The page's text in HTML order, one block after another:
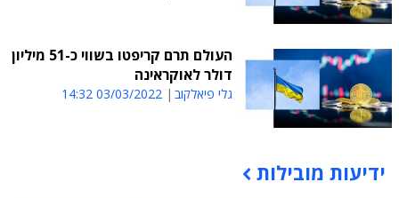
העולם תרם קריפטו בשווי כ-51 מיליון
דולר לאוקראינה
גלי פיאלקוב 03/03/2022 14:32
תוכן פרסומי
ידיעות מובילות